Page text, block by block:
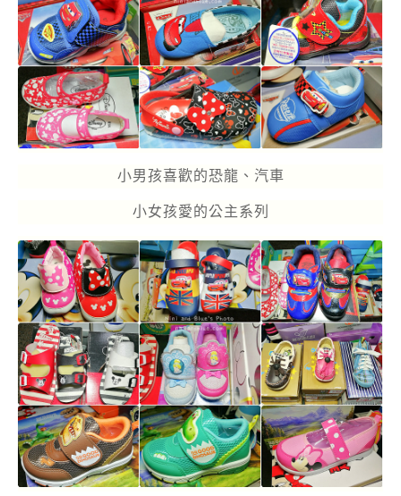
小男孩喜歡的恐龍、汽車
小女孩愛的公主系列